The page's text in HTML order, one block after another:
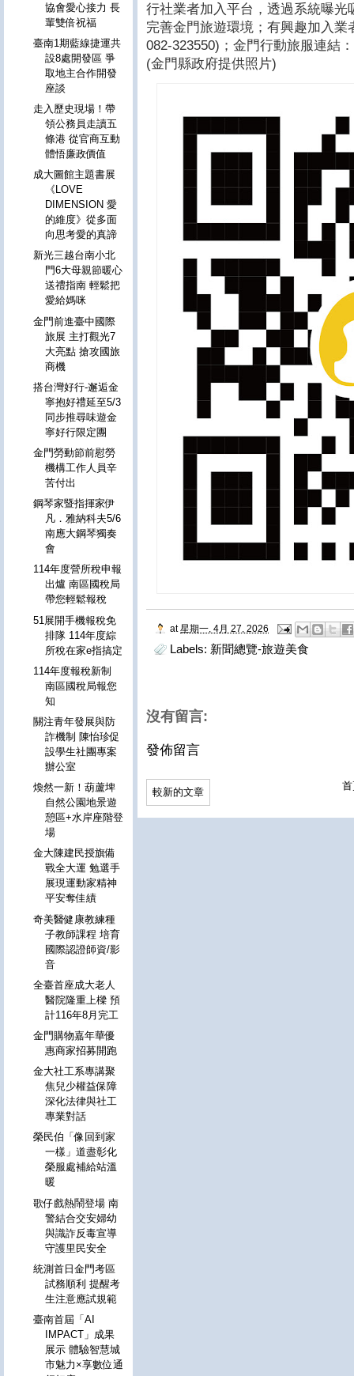
行社業者加入平台，透過系統曝
完善金門旅遊環境；有興趣加入
082-323550)；金門行動旅服連結
(金門縣政府提供照片)
at 星期一, 4月 27, 2026
Labels: 新聞總覽-旅遊美食
沒有留言:
發佈留言
較新的文章
協會愛心接力 長
輩雙倍祝福
臺南1期藍線捷運共
設8處開發區 爭
取地主合作開發
座談
走入歷史現場！帶
領公務員走讀五
條港 從官商互動
體悟廉政價值
成大圖館主題書展
《LOVE
DIMENSION 愛
的維度》從多面
向思考愛的真諦
新光三越台南小北
門6大母親節暖心
送禮指南 輕鬆把
愛給媽咪
金門前進臺中國際
旅展 主打觀光7
大亮點 搶攻國旅
商機
搭台灣好行-邂逅金
寧抱好禮延至5/3
同步推尋味遊金
寧好行限定團
金門勞動節前慰勞
機構工作人員辛
苦付出
鋼琴家暨指揮家伊
凡．雅納科夫5/6
南應大鋼琴獨奏
會
114年度營所稅申報
出爐 南區國稅局
帶您輕鬆報稅
51展開手機報稅免
排隊 114年度綜
所稅在家e指搞定
114年度報稅新制
南區國稅局報您
知
關注青年發展與防
詐機制 陳怡珍促
設學生社團專案
辦公室
煥然一新！葫蘆埤
自然公園地景遊
憩區+水岸座階登
場
金大陳建民授旗備
戰全大運 勉選手
展現運動家精神
平安奪佳績
奇美醫健康教練種
子教師課程 培育
國際認證師資/影
音
全臺首座成大老人
醫院隆重上樑 預
計116年8月完工
金門購物嘉年華優
惠商家招募開跑
金大社工系專講聚
焦兒少權益保障
深化法律與社工
專業對話
榮民伯「像回到家
一樣」道盡彰化
榮服處補給站溫
暖
歌仔戲熱鬧登場 南
警結合交安婦幼
與識詐反毒宣導
守護里民安全
統測首日金門考區
試務順利 提醒考
生注意應試規範
臺南首屆「AI
IMPACT」成果
展示 體驗智慧城
市魅力×享數位通